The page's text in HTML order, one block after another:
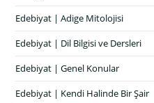
Edebiyat | Adige Mitolojisi
Edebiyat | Dil Bilgisi ve Dersleri
Edebiyat | Genel Konular
Edebiyat | Kendi Halinde Bir Şair